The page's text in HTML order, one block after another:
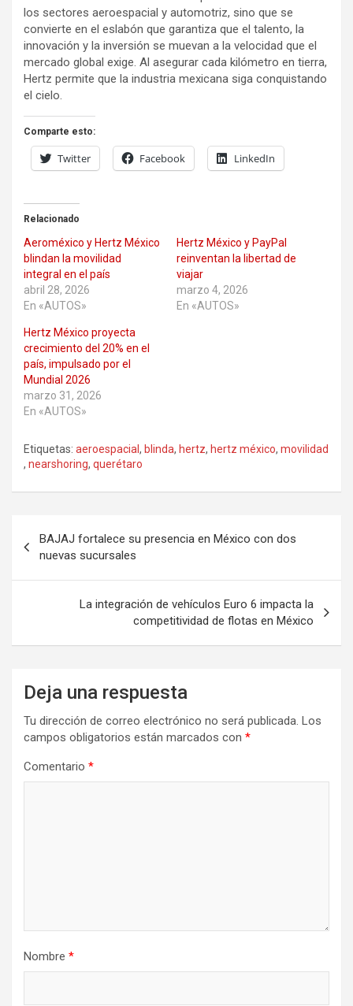
los sectores aeroespacial y automotriz, sino que se
convierte en el eslabón que garantiza que el talento, la
innovación y la inversión se muevan a la velocidad que el
mercado global exige. Al asegurar cada kilómetro en tierra,
Hertz permite que la industria mexicana siga conquistando
el cielo.
Comparte esto:
Twitter Facebook LinkedIn
Relacionado
Aeroméxico y Hertz México
blindan la movilidad
integral en el país
abril 28, 2026
En «AUTOS»
Hertz México y PayPal
reinventan la libertad de
viajar
marzo 4, 2026
En «AUTOS»
Hertz México proyecta
crecimiento del 20% en el
país, impulsado por el
Mundial 2026
marzo 31, 2026
En «AUTOS»
Etiquetas: aeroespacial , blinda, hertz, hertz méxico, movilidad
, nearshoring, querétaro
de
entradas
BAJAJ fortalece su presencia en México con dos
nuevas sucursales
La integración de vehículos Euro 6 impacta la
competitividad de flotas en México
Deja una respuesta
Tu dirección de correo electrónico no será publicada. Los
campos obligatorios están marcados con *
Comentario *
Nombre *